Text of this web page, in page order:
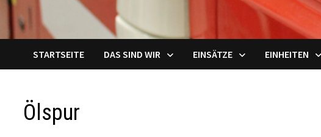
STARTSEITE DAS SIND WIR EINSÄTZE EINHEITEN
Ölspur